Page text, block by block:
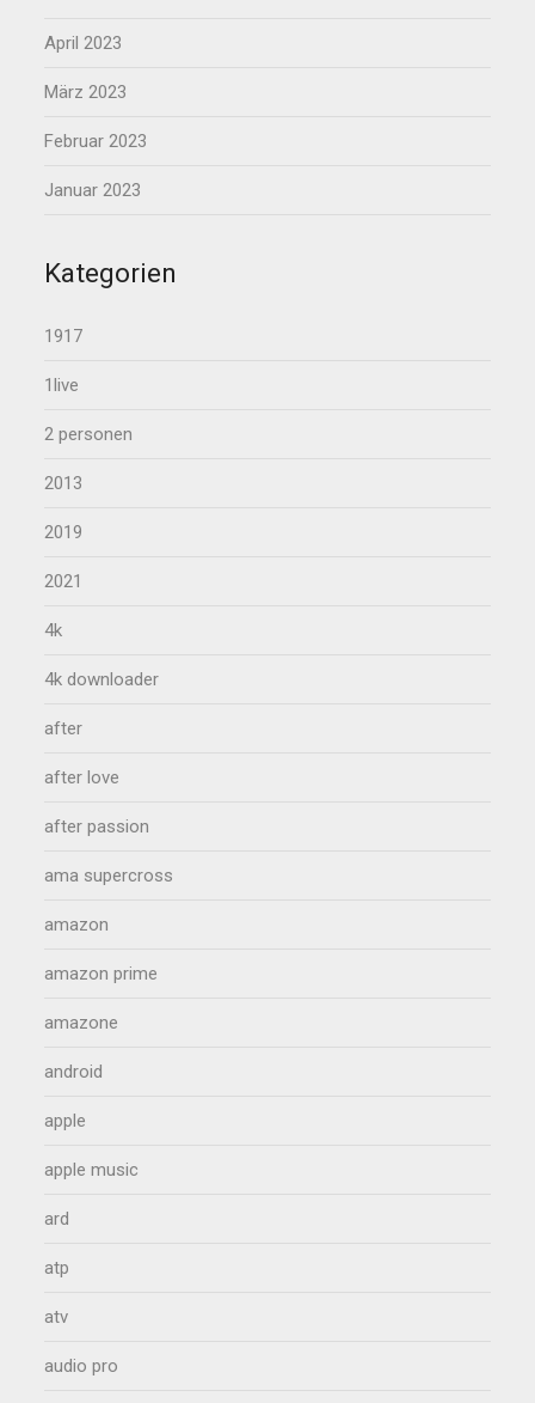
April 2023
März 2023
Februar 2023
Januar 2023
Kategorien
1917
1live
2 personen
2013
2019
2021
4k
4k downloader
after
after love
after passion
ama supercross
amazon
amazon prime
amazone
android
apple
apple music
ard
atp
atv
audio pro